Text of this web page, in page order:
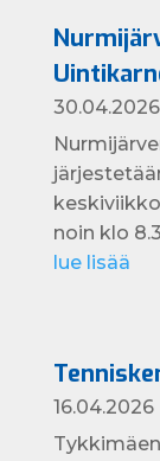
30.04.2026
noin klo
lue lisää
16.04.2026